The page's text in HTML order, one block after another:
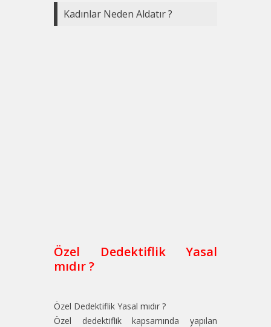
Kadınlar Neden Aldatır ?
Özel Dedektiflik Yasal
mıdır ?
Özel Dedektiflik Yasal mıdır ?
Özel dedektiflik kapsamında yapılan